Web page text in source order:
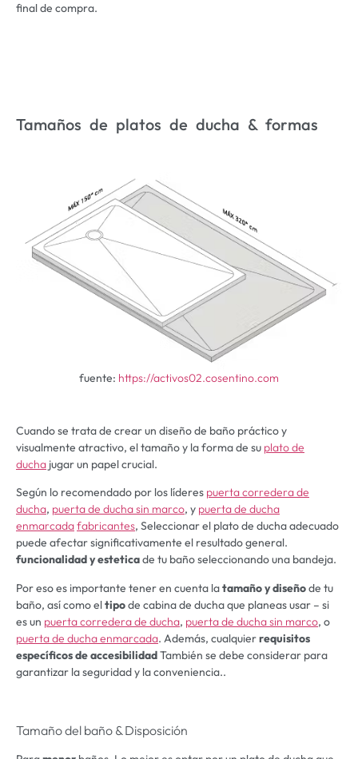
final de compra.
Tamaños de platos de ducha & formas
fuente: https://activos02.cosentino.com
Cuando se trata de crear un diseño de baño práctico y
visualmente atractivo, el tamaño y la forma de su plato de
ducha jugar un papel crucial.
Según lo recomendado por los líderes puerta corredera de
ducha, puerta de ducha sin marco, y puerta de ducha
enmarcadafabricantes, Seleccionar el plato de ducha adecuado
puede afectar significativamente el resultado general.
funcionalidad y esteticade tu baño seleccionando una bandeja.
Por eso es importante tener en cuenta latamaño y diseñode tu
baño, así como eltipode cabina de ducha que planeas usar – si
es un puerta corredera de ducha, puerta de ducha sin marco, o
puerta de ducha enmarcada. Además, cualquierrequisitos
específicos de accesibilidadTambién se debe considerar para
garantizar la seguridad y la conveniencia..
Tamaño del baño & Disposición